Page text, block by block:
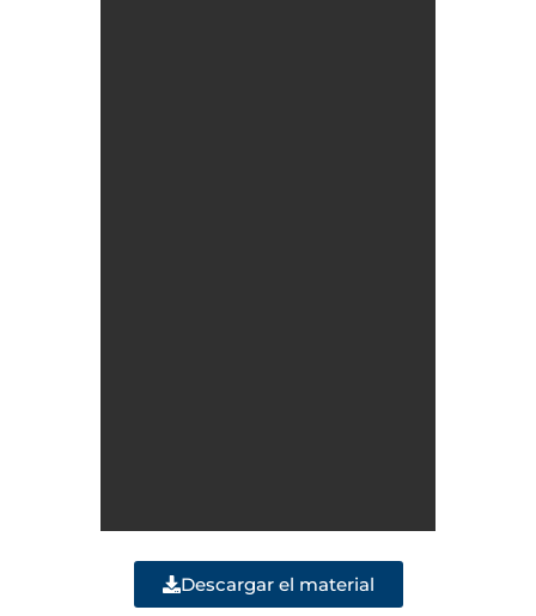
Descargar el material